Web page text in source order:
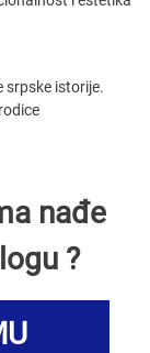
srpske istorije.
nađe
?